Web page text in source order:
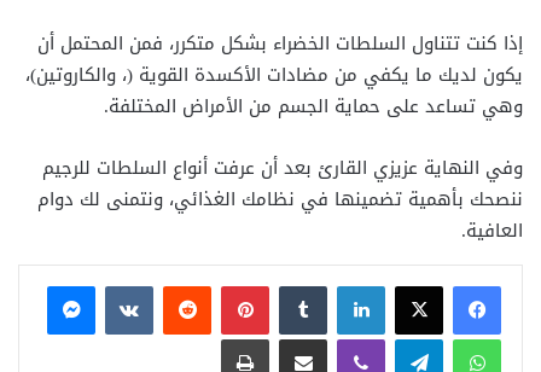
إذا كنت تتناول السلطات الخضراء بشكل متكرر، فمن المحتمل أن
يكون لديك ما يكفي من مضادات الأكسدة القوية (، والكاروتين)،
وهي تساعد على حماية الجسم من الأمراض المختلفة.
وفي النهاية عزيزي القارئ بعد أن عرفت أنواع السلطات للرجيم
ننصحك بأهمية تضمينها في نظامك الغذائي، ونتمنى لك دوام
العافية.
فيسبوكX لينكدإن بينتيريست
ماسنجر
واتساب تيلقرام ڤايبر مشاركة عبر البريد طباعة